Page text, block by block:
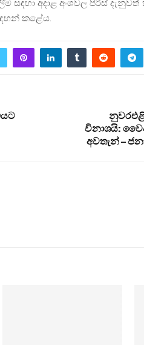
සඳහා අදාළ අංශවල පිරිස්
කළේය.
විනාශයි:
අවතැන් –